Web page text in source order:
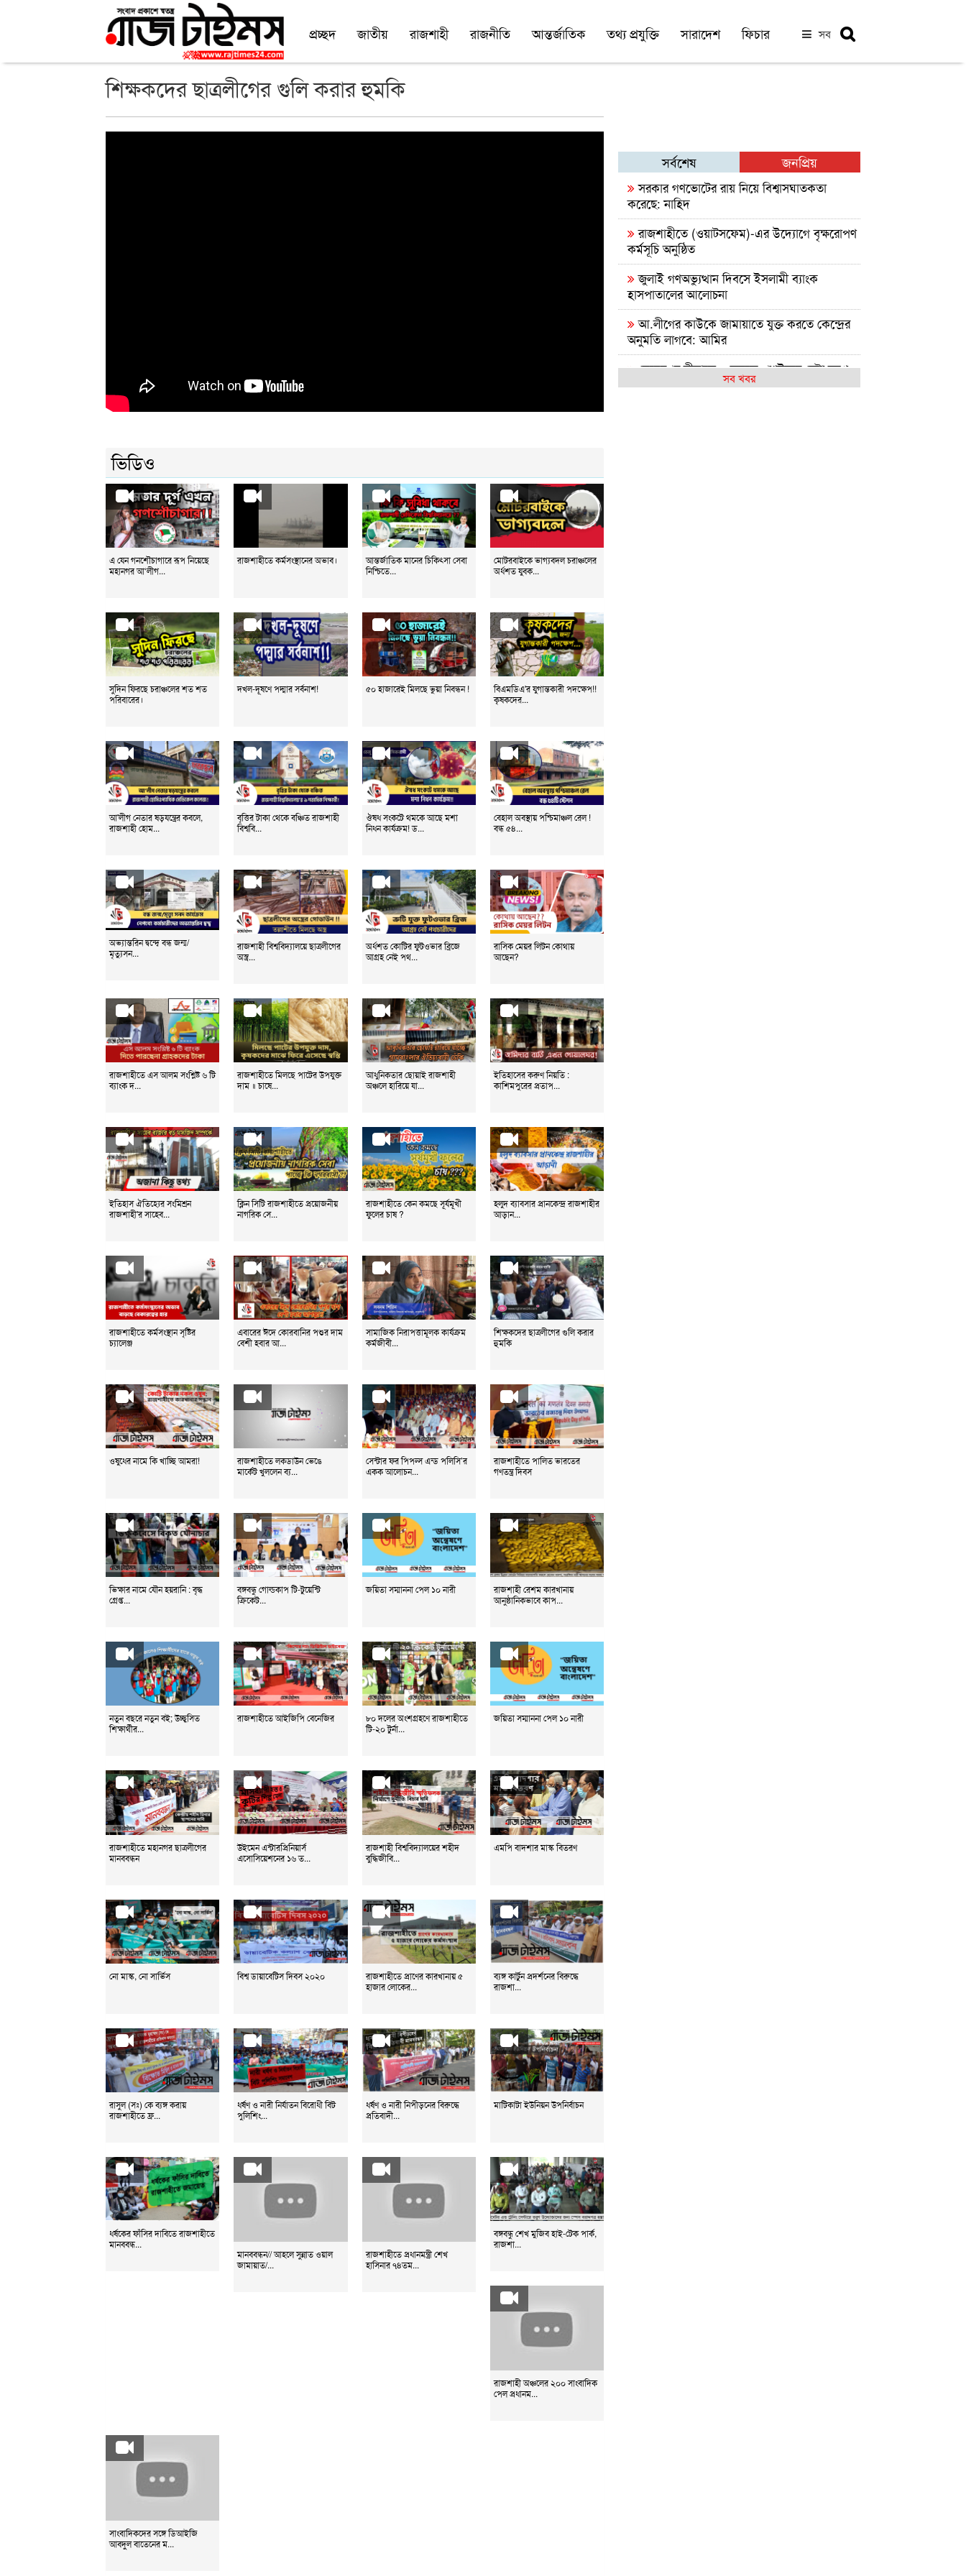
প্রচ্ছদ জাতীয় রাজশাহী রাজনীতি আন্তর্জাতিক তথ্য প্রযুক্তি সারাদেশ ফিচার সব
শিক্ষকদের ছাত্রলীগের গুলি করার হুমকি
ভিডিও
এ যেন গনশৌচাগারে রূপ নিয়েছে
মহানগর আ‘লীগ...
রাজশাহীতে কর্মসংস্থানের অভাব।
আন্তর্জাতিক মানের চিকিৎসা সেবা
নিশ্চিতে...
মোটরবাইকে ভাগ্যবদল চরাঞ্চলের
অর্ধশত যুবক...
সুদিন ফিরছে চরাঞ্চলের শত শত
পরিবারের।
দখল-দূষণে পদ্মার সর্বনাশ! ৫০ হাজারেই মিলছে ভুয়া নিবন্ধন !
বিএমডিএ'র যুগান্তকারী পদক্ষেপ!!
কৃষকদের...
আ'লীগ নেতার ষড়যন্ত্রের কবলে,
রাজশাহী হোম...
বৃত্তির টাকা থেকে বঞ্চিত রাজশাহী
বিশ্ববি...
ঔষধ সংকটে থমকে আছে মশা
নিধন কার্যক্রম! ড...
বেহাল অবস্থায় পশ্চিমাঞ্চল রেল !
বন্ধ ৫৪...
অভ্যান্তরিন দ্বন্দ্বে বন্ধ জন্ম/
মৃত্যুসন...
রাজশাহী বিশ্ববিদ্যালয়ে ছাত্রলীগের
অস্ত্র...
অর্ধশত কোটির ফুটওভার ব্রিজে
আগ্রহ নেই পথ...
রাসিক মেয়র লিটন কোথায়
আছেন?
রাজশাহীতে এস আলম সংশ্লিষ্ট ৬ টি
ব্যাংক দ...
রাজশাহীতে মিলছে পাটের উপযুক্ত
দাম ॥ চাষে...
আধুনিকতার ছোয়াই রাজশাহী
অঞ্চলে হারিয়ে যা...
ইতিহাসের করুণ নিয়তি :
কাশিমপুরের প্রতাপ...
ইতিহাস ঐতিহ্যের সংমিশ্রন
রাজশাহী'র সাহেব...
ক্লিন সিটি রাজশাহীতে প্রয়োজনীয়
নাগরিক সে...
রাজশাহীতে কেন কমছে সূর্যমূখী
ফুলের চাষ ?
হলুদ ব্যাবসার প্রানকেন্দ্র রাজশাহীর
আড়ান...
রাজশাহীতে কর্মসংস্থান সৃষ্টির
চ্যালেঞ্জ
এবারের ঈদে কোরবানির পশুর দাম
বেশী হবার আ...
সামাজিক নিরাপত্তামূলক কার্যক্রম
কর্মজীবী...
শিক্ষকদের ছাত্রলীগের গুলি করার
হুমকি
ওষুধের নামে কি খাচ্ছি আমরা!
রাজশাহীতে লকডাউন ভেঙে
মার্কেট খুললেন ব্য...
সেন্টার ফর পিপল্স এন্ড পলিসি’র
একক আলোচন...
রাজশাহীতে পালিত ভারতের
গণতন্ত্র দিবস
ভিক্ষার নামে যৌন হয়রানি : বৃদ্ধ
গ্রেপ্ত...
বঙ্গবন্ধু গোল্ডকাপ টি-টুয়েন্টি
ক্রিকেট...
জয়িতা সম্মাননা পেল ১০ নারী
রাজশাহী রেশম কারখানায়
আনুষ্ঠানিকভাবে কাপ...
নতুন বছরে নতুন বই; উচ্ছ্বসিত
শিক্ষার্থীর...
রাজশাহীতে আইজিপি বেনেজির
৮০ দলের অংশগ্রহণে রাজশাহীতে
টি-২০ টুর্না...
জয়িতা সম্মাননা পেল ১০ নারী
রাজশাহীতে মহানগর ছাত্রলীগের
মানববন্ধন
উইমেন এন্টারপ্রিনিয়ার্স
এসোসিয়েশনের ১৬ ত...
রাজশাহী বিশ্ববিদ্যালয়ের শহীদ
বুদ্ধিজীবি...
এমপি বাদশার মাস্ক বিতরণ
নো মাস্ক, নো সার্ভিস বিশ্ব ডায়াবেটিস দিবস ২০২০
রাজশাহীতে প্রাণের কারখানায় ৫
হাজার লোকের...
ব্যঙ্গ কার্টুন প্রদর্শনের বিরুদ্ধে
রাজশা...
রাসুল (সঃ) কে ব্যঙ্গ করায়
রাজশাহীতে ফ্র...
ধর্ষণ ও নারী নির্যাতন বিরোধী বিট
পুলিশিং...
ধর্ষণ ও নারী নিপীড়নের বিরুদ্ধে
প্রতিবাদী...
মাটিকাটা ইউনিয়ন উপনির্বাচন
ধর্ষকের ফাঁসির দাবিতে রাজশাহীতে
মানববন্ধ...
মানববন্ধন// আহলে সুন্নাত ওয়াল
জামায়াত/...
রাজশাহীতে প্রধানমন্ত্রী শেখ
হাসিনার ৭৪তম...
বঙ্গবন্ধু শেখ মুজিব হাই-টেক পার্ক,
রাজশা...
রাজশাহী অঞ্চলের ২০০ সাংবাদিক
পেল প্রধানম...
সাংবাদিকদের সঙ্গে ডিআইজি
আবদুল বাতেনের ম...
সর্বশেষ জনপ্রিয়
সরকার গণভোটের রায় নিয়ে বিশ্বাসঘাতকতা
করেছে: নাহিদ
রাজশাহীতে (ওয়াটসফেম)-এর উদ্যোগে বৃক্ষরোপণ
কর্মসূচি অনুষ্ঠিত
জুলাই গণঅভ্যুত্থান দিবসে ইসলামী ব্যাংক
হাসপাতালের আলোচনা
আ.লীগের কাউকে জামায়াতে যুক্ত করতে কেন্দ্রের
অনুমতি লাগবে: আমির
মেহেরপুর সীমান্তে ৫ জনকে পুশইনের চেষ্টা রুখে
দিল বিজিবি
সব খবর